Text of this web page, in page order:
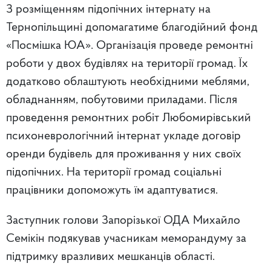
З розміщенням підопічних інтернату на
Тернопільщині допомагатиме благодійний фонд
«Посмішка ЮА». Організація проведе ремонтні
роботи у двох будівлях на території громад. Їх
додатково облаштують необхідними меблями,
обладнанням, побутовими приладами. Після
проведення ремонтних робіт Любомирівський
психоневрологічний інтернат укладе договір
оренди будівель для проживання у них своїх
підопічних. На території громад соціальні
працівники допоможуть їм адаптуватися.
Заступник голови Запорізької ОДА Михайло
Семікін подякував учасникам меморандуму за
підтримку вразливих мешканців області.